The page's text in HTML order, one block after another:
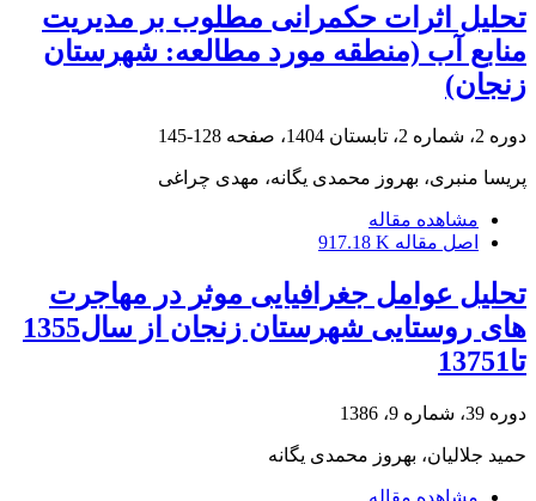
تحلیل اثرات حکمرانی مطلوب بر مدیریت
منابع آب (منطقه مورد مطالعه: شهرستان
زنجان)
دوره 2، شماره 2، تابستان 1404، صفحه 128-145
پریسا منبری، بهروز محمدی یگانه، مهدی چراغی
مشاهده مقاله
اصل مقاله 917.18 K
تحلیل عوامل جغرافیایی موثر در مهاجرت
های روستایی شهرستان زنجان از سال1355
تا13751
دوره 39، شماره 9، 1386
حمید جلالیان، بهروز محمدی یگانه